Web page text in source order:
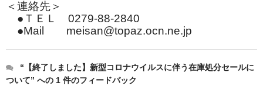
甘納豆
羊かん
もち
＜連絡先＞
●ＴＥＬ 0279-88-2840
●Mail meisan@topaz.ocn.ne.jp
“【終了しました】新型コロナウイルスに伴う在庫処分セールに
ついて” への 1 件のフィードバック